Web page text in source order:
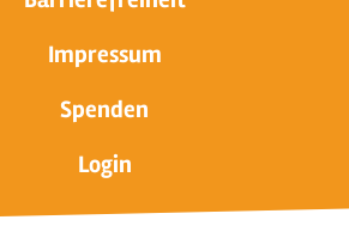
Impressum
Spenden
Login